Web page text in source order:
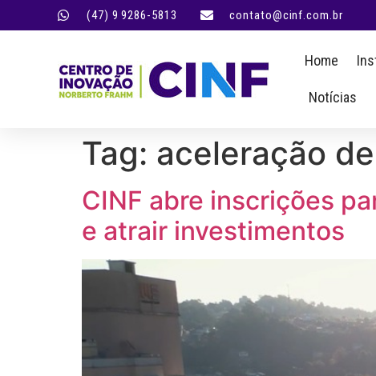
(47) 9 9286-5813 contato@cinf.com.br
Home
Notícias
Tag: aceleração
CINF abre inscrições
e atrair investimentos